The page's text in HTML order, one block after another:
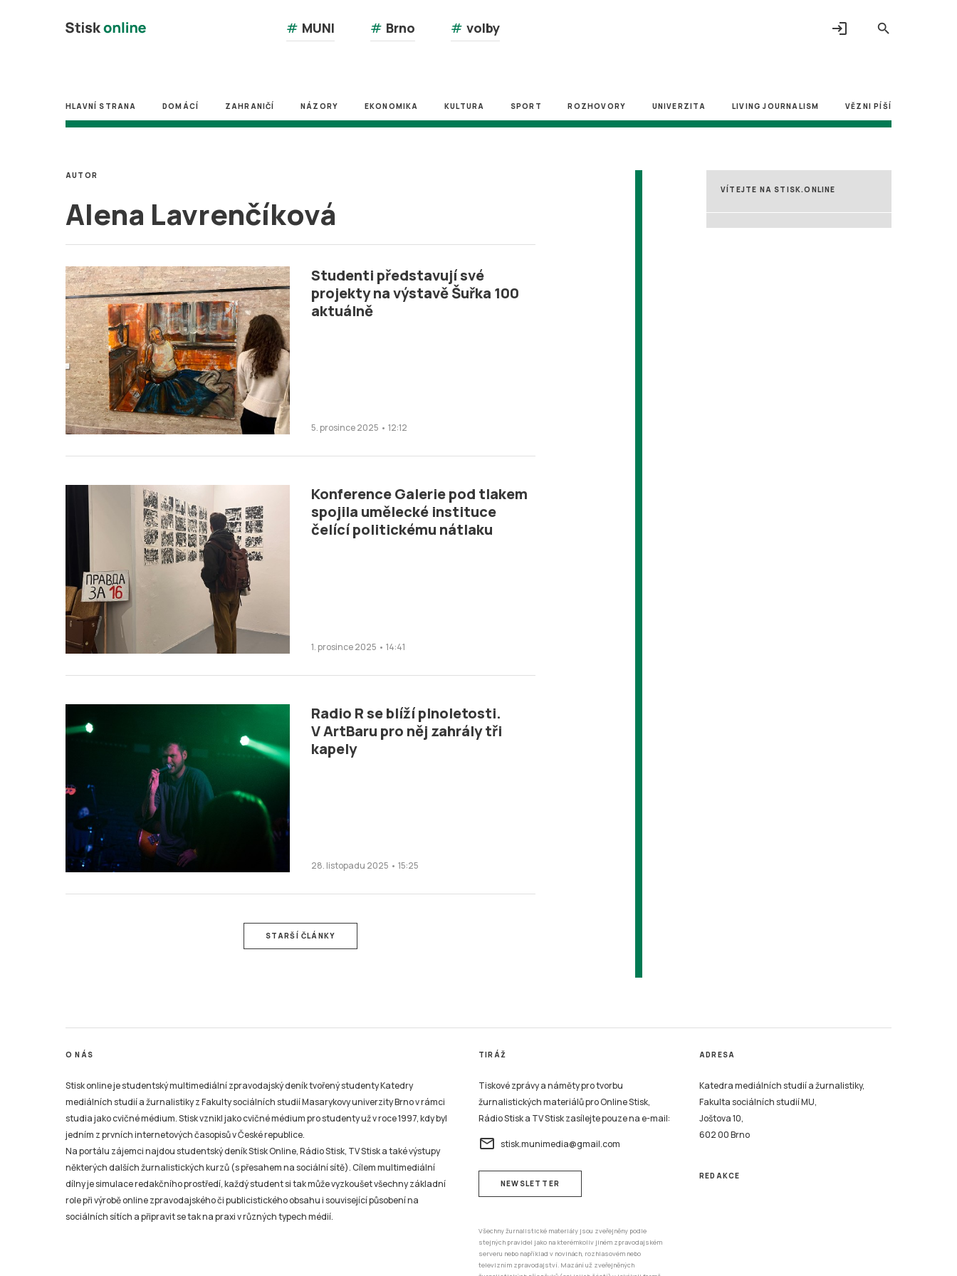
search
# MUNI # Brno # volby login
HLAVNÍ STRANA DOMÁCÍ ZAHRANIČÍ NÁZORY EKONOMIKA KULTURA SPORT ROZHOVORY UNIVERZITA LIVING JOURNALISM VĚZNI PÍŠÍ
Alena Lavrenčíková
AUTOR
Studenti představují své
projekty na výstavě Šuřka 100
aktuálně
5. prosince 2025 • 12:12
Konference Galerie pod tlakem
spojila umělecké instituce
čelící politickému nátlaku
1. prosince 2025 • 14:41
Radio R se blíží plnoletosti.
V ArtBaru pro něj zahrály tři
kapely
28. listopadu 2025 • 15:25
STARŠÍ ČLÁNKY
VÍTEJTE NA STISK.ONLINE
O NÁS
Stisk online je studentský multimediální zpravodajský deník tvořený studenty Katedry
mediálních studií a žurnalistiky z Fakulty sociálních studií Masarykovy univerzity Brno v rámci
studia jako cvičné médium. Stisk vznikl jako cvičné médium pro studenty už v roce 1997, kdy byl
jedním z prvních internetových časopisů v České republice.
Na portálu zájemci najdou studentský deník Stisk Online, Rádio Stisk, TV Stisk a také výstupy
některých dalších žurnalistických kurzů (s přesahem na sociální sítě). Cílem multimediální
dílny je simulace redakčního prostředí, každý student si tak může vyzkoušet všechny základní
role při výrobě online zpravodajského či publicistického obsahu i související působení na
sociálních sítích a připravit se tak na praxi v různých typech médií.
TIRÁŽ
Tiskové zprávy a náměty pro tvorbu
žurnalistických materiálů pro Online Stisk,
Rádio Stisk a TV Stisk zasílejte pouze na e-mail:
email stisk.munimedia@gmail.com
NEWSLETTER
Všechny žurnalistické materiály jsou zveřejněny podle
stejných pravidel jako na kterémkoliv jiném zpravodajském
serveru nebo například v novinách, rozhlasovém nebo
televizním zpravodajství. Mazání už zveřejněných
ADRESA
Katedra mediálních studií a žurnalistiky,
Fakulta sociálních studií MU,
Joštova 10,
602 00 Brno
REDAKCE